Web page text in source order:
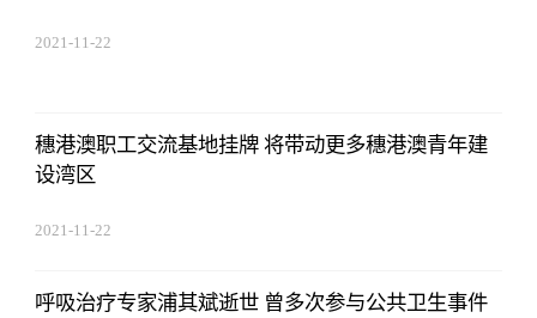
2021-11-22
穗港澳职工交流基地挂牌 将带动更多穗港澳青年建
设湾区
2021-11-22
呼吸治疗专家浦其斌逝世 曾多次参与公共卫生事件